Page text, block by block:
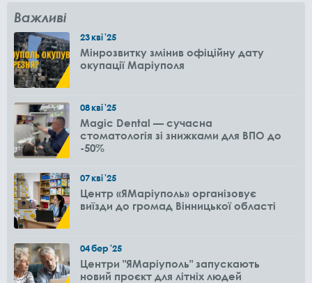
Важливі
23кві'25
Мінрозвитку змінив офіційну дату
окупації Маріуполя
08кві'25
Magic Dental — сучасна
стоматологія зі знижками для ВПО до
-50%
07кві'25
Центр «ЯМаріуполь» організовує
виїзди до громад Вінницької області
04бер'25
Центри "ЯМаріуполь" запускають
новий проєкт для літніх людей